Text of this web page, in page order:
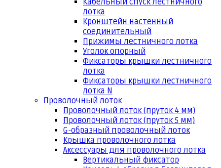
Кабельный спуск лестничного
лотка
Кронштейн настенный
соединительный
Прижимы лестничного лотка
Уголок опорный
Фиксаторы крышки лестничного
лотка
Фиксаторы крышки лестничного
лотка N
Проволочный лоток
Проволочный лоток (пруток 4 мм)
Проволочный лоток (пруток 5 мм)
G-образный проволочный лоток
Крышка проволочного лотка
Аксессуары для проволочного лотка
Вертикальный фиксатор